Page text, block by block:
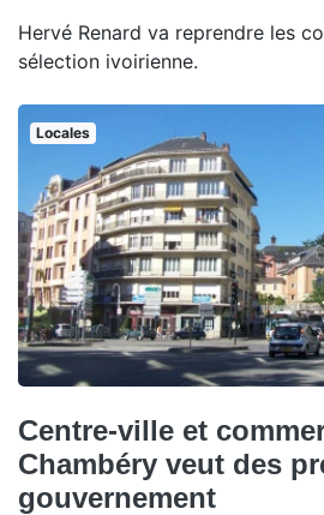
Hervé Renard va reprendre les
sélection ivoirienne.
Locales
Centre-ville et
Chambéry veut des
gouvernement